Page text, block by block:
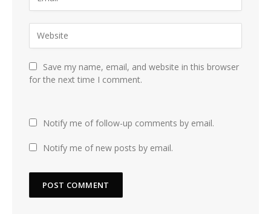
Save my name, email, and website in this browser
for the next time I comment.
Notify me of follow-up comments by email.
Notify me of new posts by email.